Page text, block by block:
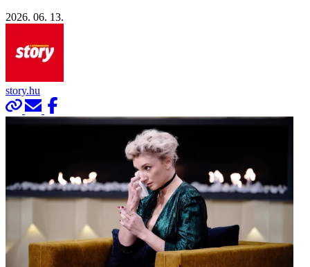
2026. 06. 13.
story.hu